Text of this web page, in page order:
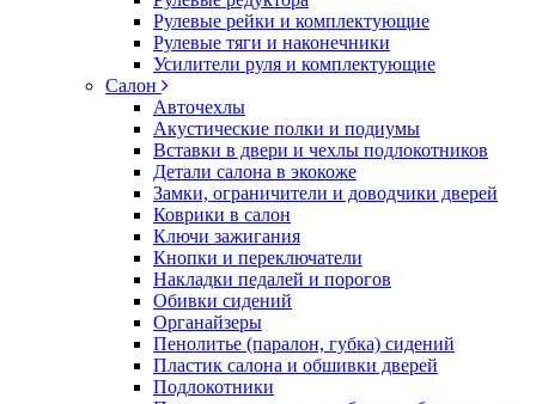
Рулевые рейки и комплектующие
Рулевые тяги и наконечники
Усилители руля и комплектующие
Салон
Авточехлы
Акустические полки и подиумы
Вставки в двери и чехлы подлокотников
Детали салона в экокоже
Замки, ограничители и доводчики дверей
Коврики в салон
Ключи зажигания
Кнопки и переключатели
Накладки педалей и порогов
Обивки сидений
Органайзеры
Пенолитье (паралон, губка) сидений
Пластик салона и обшивки дверей
Подлокотники